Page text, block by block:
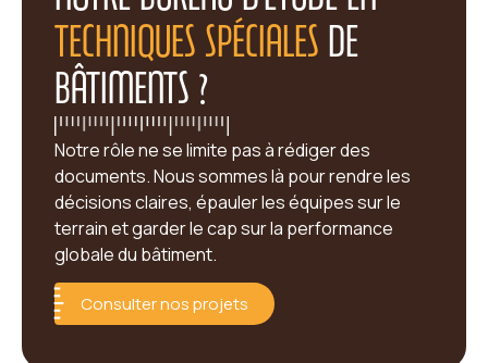
TECHNIQUES SPÉCIALES DE
BÂTIMENTS ?
Notre rôle ne se limite pas à rédiger des
documents. Nous sommes là pour rendre les
décisions claires, épauler les équipes sur le
terrain et garder le cap sur la performance
globale du bâtiment.
Consulter nos projets